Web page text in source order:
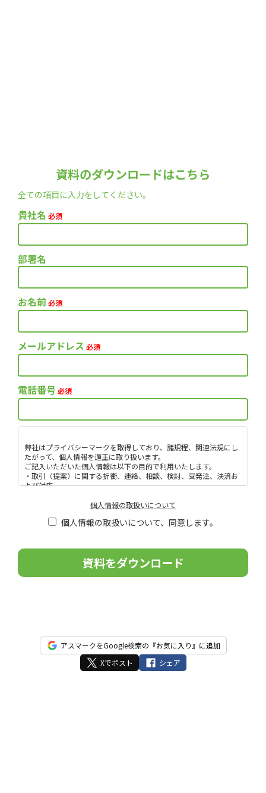
資料のダウンロードはこちら
全ての項目に入力をしてください。
貴社名 必須
部署名
お名前必須
メールアドレス 必須
電話番号必須
弊社はプライバシーマークを取得しており、諸規程、関連法規にし
たがって、個人情報を適正に取り扱います。
ご記入いただいた個人情報は以下の目的で利用いたします。
・取引（提案）に関する折衝、連絡、相談、検討、受発注、決済お
よび対応
・当社サービス等に関する情報の提供、収集および伝達
個人情報の取扱いについて
個人情報の取扱いについて、同意します。
の
ィ
アスマークをGoogle検索の『お気に入り』に追加
Xでポスト
シェア